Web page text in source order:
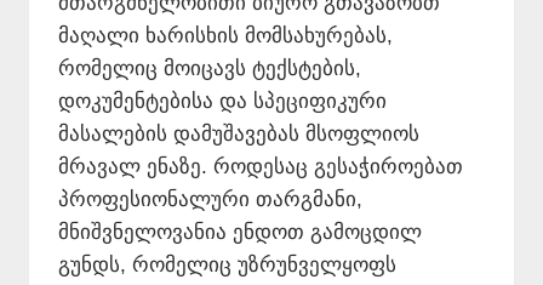
მაღალი ხარისხის მომსახურებას,
რომელიც მოიცავს ტექსტების,
დოკუმენტებისა და სპეციფიკური
მასალების დამუშავებას მსოფლიოს
მრავალ ენაზე. როდესაც გესაჭიროებათ
პროფესიონალური თარგმანი,
მნიშვნელოვანია ენდოთ გამოცდილ
გუნდს, რომელიც უზრუნველყოფს